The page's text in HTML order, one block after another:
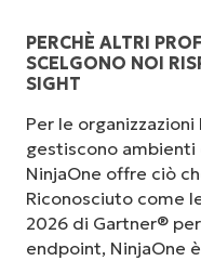
PERCHÈ ALTRI
SCELGONO NOI
SIGHT
Per le
gestiscono
NinjaOne offre ciò
Riconosciuto come
2026 di Gartner®
endpoint, NinjaOne